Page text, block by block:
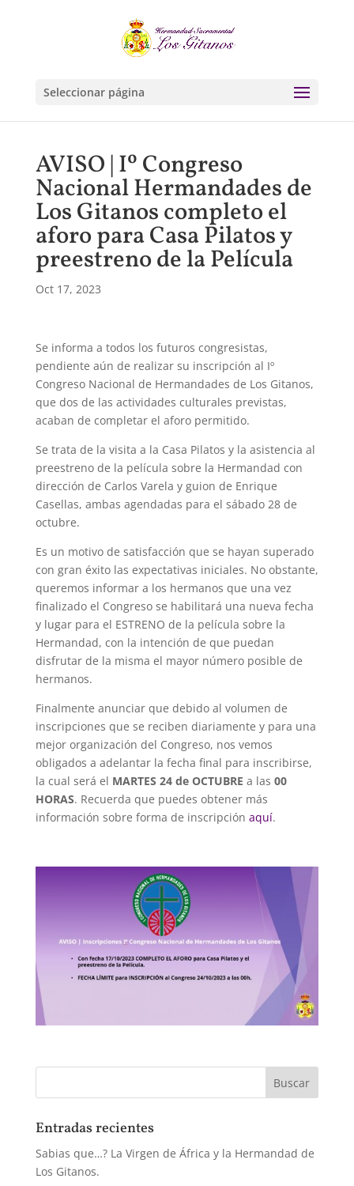
Seleccionar página
AVISO | Iº Congreso
Nacional Hermandades de
Los Gitanos completo el
aforo para Casa Pilatos y
preestreno de la Película
Oct 17, 2023
Se informa a todos los futuros congresistas,
pendiente aún de realizar su inscripción al Iº
Congreso Nacional de Hermandades de Los Gitanos,
que dos de las actividades culturales previstas,
acaban de completar el aforo permitido.
Se trata de la visita a la Casa Pilatos y la asistencia al
preestreno de la película sobre la Hermandad con
dirección de Carlos Varela y guion de Enrique
Casellas, ambas agendadas para el sábado 28 de
octubre.
Es un motivo de satisfacción que se hayan superado
con gran éxito las expectativas iniciales. No obstante,
queremos informar a los hermanos que una vez
finalizado el Congreso se habilitará una nueva fecha
y lugar para el ESTRENO de la película sobre la
Hermandad, con la intención de que puedan
disfrutar de la misma el mayor número posible de
hermanos.
Finalmente anunciar que debido al volumen de
inscripciones que se reciben diariamente y para una
mejor organización del Congreso, nos vemos
obligados a adelantar la fecha final para inscribirse,
la cual será el MARTES 24 de OCTUBRE a las 00
HORAS. Recuerda que puedes obtener más
información sobre forma de inscripción aquí.
Entradas recientes
Sabias que…? La Virgen de África y la Hermandad de
Los Gitanos.